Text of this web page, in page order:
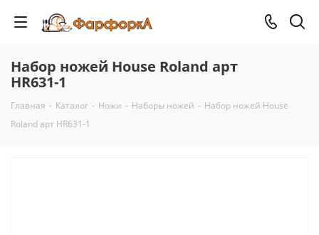
Набор ножей House Roland арт
HR631-1
Главная - Каталог - Ножи - Наборы ножей - Набор ножей House
Roland арт HR631-1